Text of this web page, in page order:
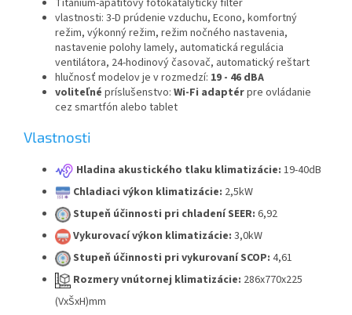
Titánium-apatitový fotokatalytický filter
vlastnosti: 3-D prúdenie vzduchu, Econo, komfortný
režim, výkonný režim, režim nočného nastavenia,
nastavenie polohy lamely, automatická regulácia
ventilátora, 24-hodinový časovač, automatický reštart
hlučnosť modelov je v rozmedzí: 19 - 46 dBA
voliteľné príslušenstvo: Wi-Fi adaptérpre ovládanie
cez smartfón alebo tablet
Vlastnosti
Hladina akustického tlaku klimatizácie: 19-40dB
Chladiaci výkon klimatizácie: 2,5kW
Stupeň účinnosti pri chladení SEER: 6,92
Vykurovací výkon klimatizácie: 3,0kW
Stupeň účinnosti pri vykurovaní SCOP: 4,61
Rozmery vnútornej klimatizácie: 286x770x225
(VxŠxH)mm